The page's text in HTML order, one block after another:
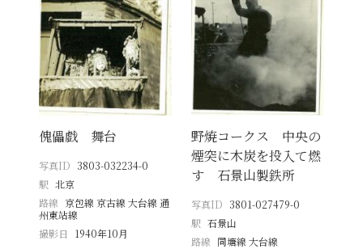
傀儡戯 舞台
写真ID 3803-032234-0
駅 北京
路線 京包線 京古線 大台線 通
州東站線
撮影日
1940年10月
野焼コークス 中央の
煙突に木炭を投入て燃
す 石景山製鉄所
写真ID 3801-027479-0
駅 石景山
路線 同塘線 大台線